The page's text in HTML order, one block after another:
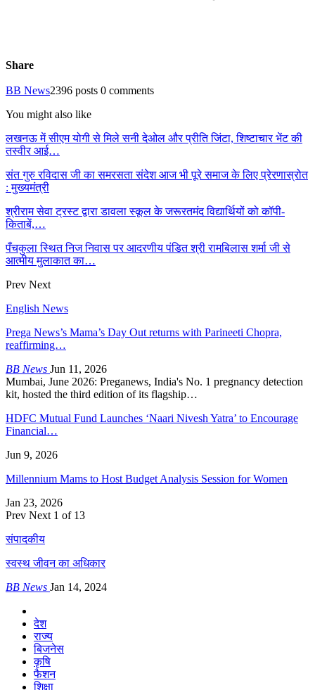
Share
BB News2396 posts 0 comments
You might also like
लखनऊ में सीएम योगी से मिले सनी देओल और प्रीति जिंटा, शिष्टाचार भेंट की
तस्वीर आई…
संत गुरु रविदास जी का समरसता संदेश आज भी पूरे समाज के लिए प्रेरणास्रोत
: मुख्यमंत्री
श्रीराम सेवा ट्रस्ट द्वारा डावला स्कूल के जरूरतमंद विद्यार्थियों को कॉपी-
किताबें,…
पँचकुला स्थित निज निवास पर आदरणीय पंडित श्री रामबिलास शर्मा जी से
आत्मीय मुलाकात का…
Prev Next
English News
Prega News’s Mama’s Day Out returns with Parineeti Chopra,
reaffirming…
BB News Jun 11, 2026
Mumbai, June 2026: Preganews, India's No. 1 pregnancy detection
kit, hosted the third edition of its flagship…
HDFC Mutual Fund Launches ‘Naari Nivesh Yatra’ to Encourage
Financial…
Jun 9, 2026
Millennium Mams to Host Budget Analysis Session for Women
Jan 23, 2026
Prev Next 1 of 13
संपादकीय
स्वस्थ जीवन का अधिकार
BB News Jan 14, 2024
देश
राज्य
बिजनेस
कृषि
फैशन
शिक्षा